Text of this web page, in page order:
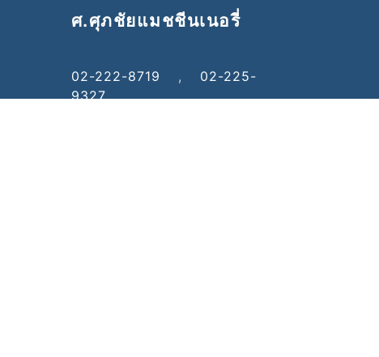
ศ.ศุภชัยแมชชีนเนอรี่
02-222-8719 , 02-225-
9327